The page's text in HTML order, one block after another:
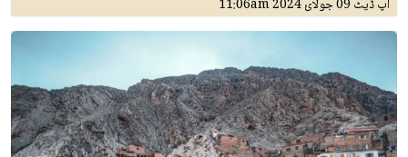
اپ ڈیٹ 09 جولائ 2024 11:06am